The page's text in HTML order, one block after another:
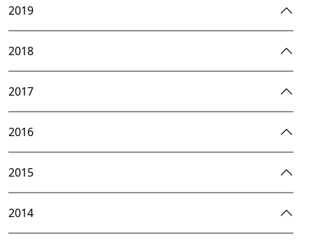
2019
2018
2017
2016
2015
2014